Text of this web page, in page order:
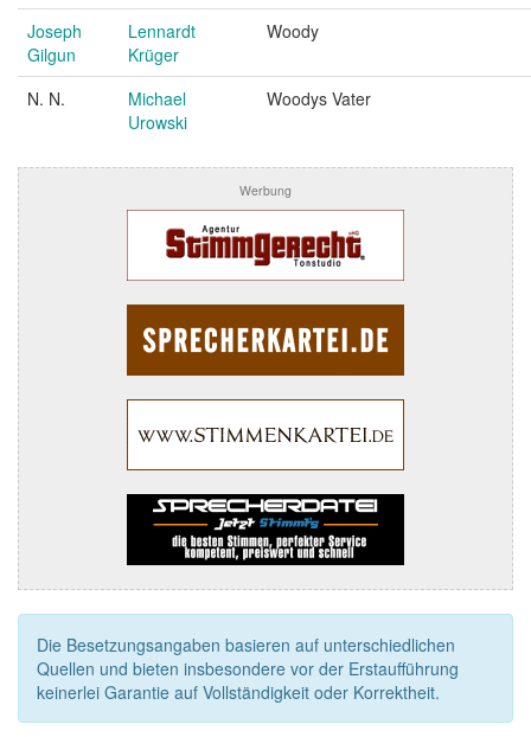
Joseph
Gilgun
Lennardt
Krüger
Woody
N. N.
Michael
Urowski
Woodys Vater
Werbung
Die Besetzungsangaben basieren auf unterschiedlichen
Quellen und bieten insbesondere vor der Erstaufführung
keinerlei Garantie auf Vollständigkeit oder Korrektheit.